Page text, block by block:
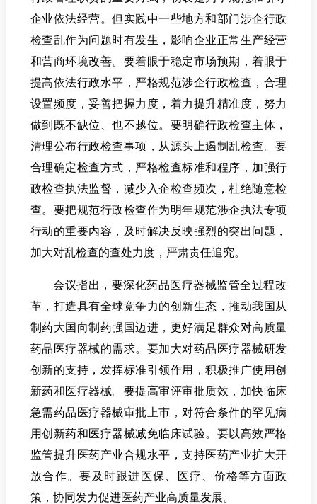
企业依法经营。但实践中一些地方和部门涉企行政
检查乱作为问题时有发生，影响企业正常生产经营
和营商环境改善。要着眼于稳定市场预期，着眼于
提高依法行政水平，严格规范涉企行政检查，合理
设置频度，妥善把握力度，着力提升精准度，努力
做到既不缺位、也不越位。要明确行政检查主体，
清理公布行政检查事项，从源头上遏制乱检查。要
合理确定检查方式，严格检查标准和程序，加强行
政检查执法监督，减少入企检查频次，杜绝随意检
查。要把规范行政检查作为明年规范涉企执法专项
行动的重要内容，及时解决反映强烈的突出问题，
加大对乱检查的查处力度，严肃责任追究。
会议指出，要深化药品医疗器械监管全过程改
革，打造具有全球竞争力的创新生态，推动我国从
制药大国向制药强国迈进，更好满足群众对高质量
药品医疗器械的需求。要加大对药品医疗器械研发
创新的支持，发挥标准引领作用，积极推广使用创
新药和医疗器械。要提高审评审批质效，加快临床
急需药品医疗器械审批上市，对符合条件的罕见病
用创新药和医疗器械减免临床试验。要以高效严格
监管提升医药产业合规水平，支持医药产业扩大开
放合作。要及时跟进医保、医疗、价格等方面政
策，协同发力促进医药产业高质量发展。